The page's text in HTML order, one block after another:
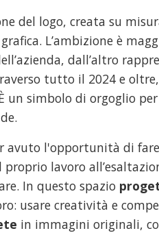
del logo, creata su
L’ambizione è
dall’altro
tutto il 2024 e
un simbolo di orgoglio
avuto l'opportunità di
lavoro
In questo spazio
usare creatività e
in immagini originali,